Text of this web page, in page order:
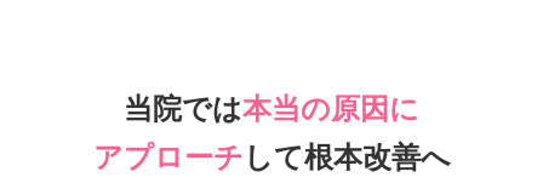
当院では本当の原因に
アプローチ して根本改善へ